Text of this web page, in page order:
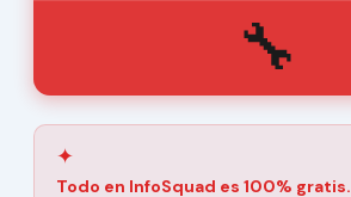
🔧
✦
Todo en InfoSquad es 100% gratis.